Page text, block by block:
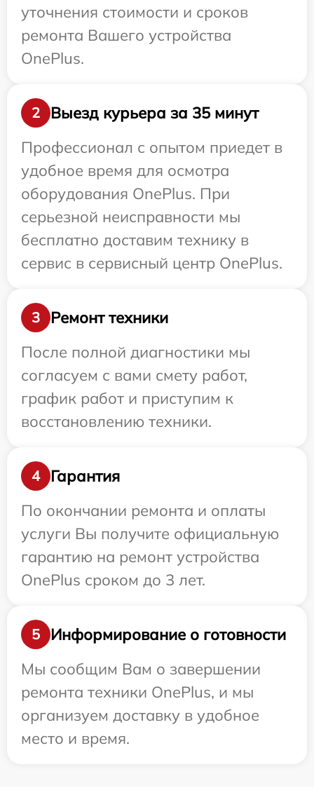
уточнения стоимости и сроков
ремонта Вашего устройства
OnePlus.
2
Выезд курьера за 35 минут
Профессионал с опытом приедет в
удобное время для осмотра
оборудования OnePlus. При
серьезной неисправности мы
бесплатно доставим технику в
сервис в сервисный центр OnePlus.
3
Ремонт техники
После полной диагностики мы
согласуем с вами смету работ,
график работ и приступим к
восстановлению техники.
4
Гарантия
По окончании ремонта и оплаты
услуги Вы получите официальную
гарантию на ремонт устройства
OnePlus сроком до 3 лет.
5
Информирование о готовности
Мы сообщим Вам о завершении
ремонта техники OnePlus, и мы
организуем доставку в удобное
место и время.